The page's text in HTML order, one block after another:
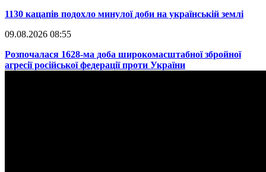
​1130 кацапів подохло минулої доби на українській землі
09.08.2026 08:55
​Розпочалася 1628-ма доба широкомасштабної збройної
агресії російської федерації проти України